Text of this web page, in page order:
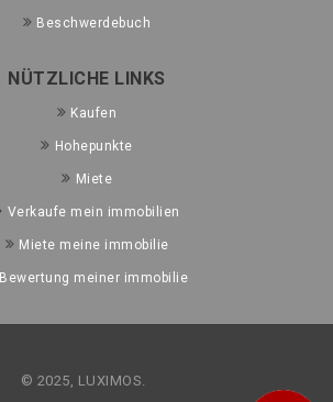
Beschwerdebuch
NÜTZLICHE LINKS
Kaufen
Hohepunkte
Miete
Verkaufe mein immobilien
Miete meine immobilie
Bewertung meiner immobilie
© 2025, LUXIMOS.